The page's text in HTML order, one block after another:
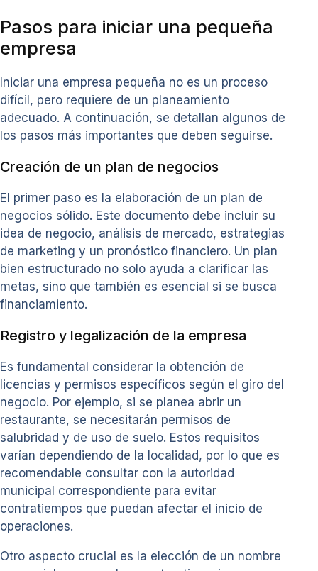
Pasos para iniciar una pequeña
empresa
Iniciar una empresa pequeña no es un proceso
difícil, pero requiere de un planeamiento
adecuado. A continuación, se detallan algunos de
los pasos más importantes que deben seguirse.
Creación de un plan de negocios
El primer paso es la elaboración de un plan de
negocios sólido. Este documento debe incluir su
idea de negocio, análisis de mercado, estrategias
de marketing y un pronóstico financiero. Un plan
bien estructurado no solo ayuda a clarificar las
metas, sino que también es esencial si se busca
financiamiento.
Registro y legalización de la empresa
Es fundamental considerar la obtención de
licencias y permisos específicos según el giro del
negocio. Por ejemplo, si se planea abrir un
restaurante, se necesitarán permisos de
salubridad y de uso de suelo. Estos requisitos
varían dependiendo de la localidad, por lo que es
recomendable consultar con la autoridad
municipal correspondiente para evitar
contratiempos que puedan afectar el inicio de
operaciones.
Otro aspecto crucial es la elección de un nombre